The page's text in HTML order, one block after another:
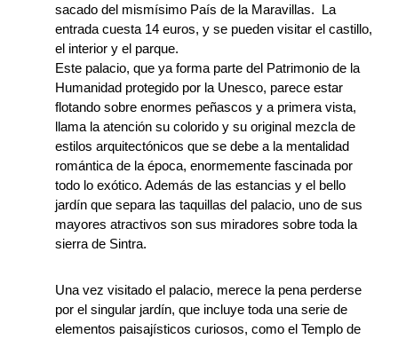
sacado del mismísimo País de la Maravillas. La
entrada cuesta 14 euros, y se pueden visitar el castillo,
el interior y el parque.
Este palacio, que ya forma parte del Patrimonio de la
Humanidad protegido por la Unesco, parece estar
flotando sobre enormes peñascos y a primera vista,
llama la atención su colorido y su original mezcla de
estilos arquitectónicos que se debe a la mentalidad
romántica de la época, enormemente fascinada por
todo lo exótico. Además de las estancias y el bello
jardín que separa las taquillas del palacio, uno de sus
mayores atractivos son sus miradores sobre toda la
sierra de Sintra.
Una vez visitado el palacio, merece la pena perderse
por el singular jardín, que incluye toda una serie de
elementos paisajísticos curiosos, como el Templo de